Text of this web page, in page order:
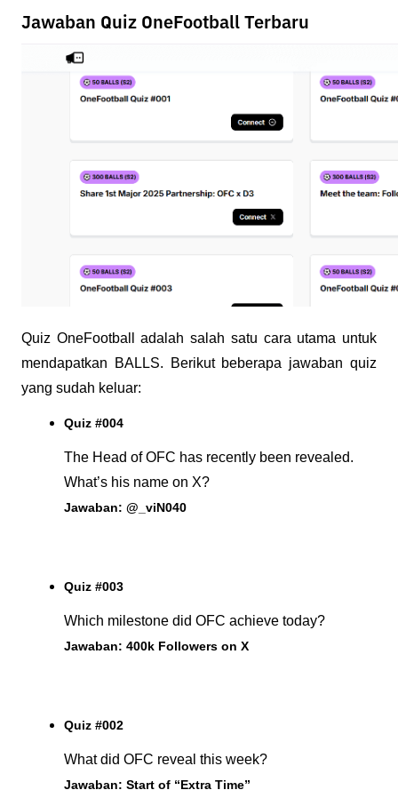
Jawaban Quiz OneFootball Terbaru
Quiz OneFootball adalah salah satu cara utama untuk
mendapatkan BALLS. Berikut beberapa jawaban quiz
yang sudah keluar:
Quiz #004
The Head of OFC has recently been revealed.
What’s his name on X?
Jawaban: @_viN040
Quiz #003
Which milestone did OFC achieve today?
Jawaban: 400k Followers on X
Quiz #002
What did OFC reveal this week?
Jawaban: Start of “Extra Time”